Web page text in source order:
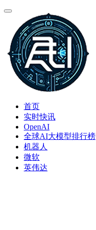
首页
实时快讯
OpenAI
全球AI大模型排行榜
机器人
微软
英伟达